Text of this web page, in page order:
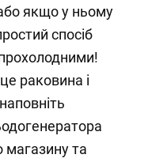
якщо у ньому
спосіб
раковина і
магазину та